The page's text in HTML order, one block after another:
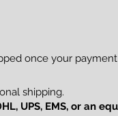
once your
shipping.
UPS, EMS, or an